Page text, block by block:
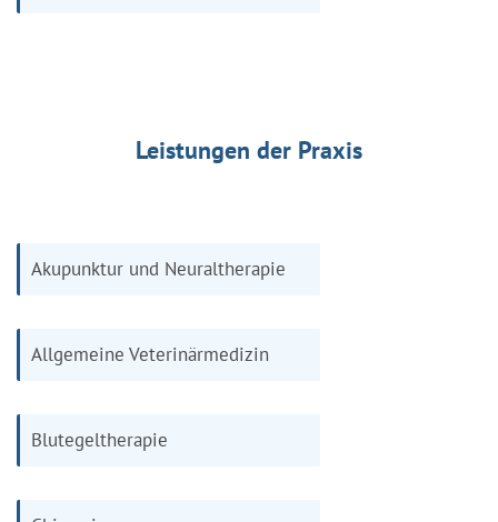
Leistungen der Praxis
Akupunktur und Neuraltherapie
Allgemeine Veterinärmedizin
Blutegeltherapie